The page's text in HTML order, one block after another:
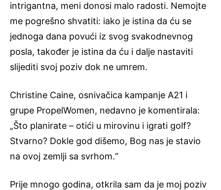
intrigantna, meni donosi malo radosti. Nemojte
me pogrešno shvatiti: iako je istina da ću se
jednoga dana povući iz svog svakodnevnog
posla, također je istina da ću i dalje nastaviti
slijediti svoj poziv dok ne umrem.
Christine Caine, osnivačica kampanje A21 i
grupe PropelWomen, nedavno je komentirala:
„Što planirate – otići u mirovinu i igrati golf?
Stvarno? Dokle god dišemo, Bog nas je stavio
na ovoj zemlji sa svrhom.“
Prije mnogo godina, otkrila sam da je moj poziv